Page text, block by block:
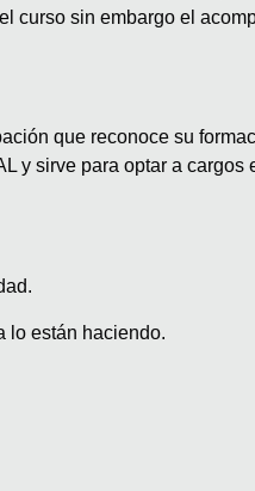
sin embargo el
que reconoce su
y sirve para optar a
.
lo están haciendo.